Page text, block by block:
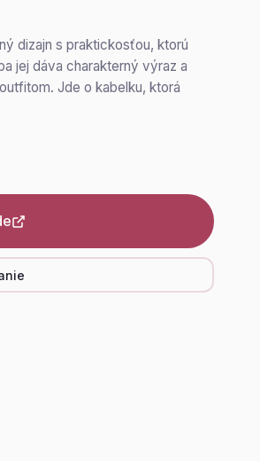
dizajn s praktickosťou, ktorú
jej dáva charakterný výraz a
Jde o kabelku, ktorá